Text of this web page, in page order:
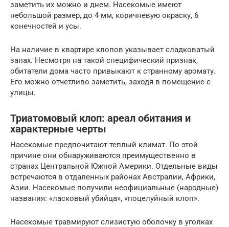
заметить их можно и днем. Насекомые имеют
небольшой размер, до 4 мм, коричневую окраску, 6
конечностей и усы.
На наличие в квартире клопов указывает сладковатый
запах. Несмотря на такой специфический признак,
обитатели дома часто привыкают к странному аромату.
Его можно отчетливо заметить, заходя в помещение с
улицы.
Триатомовый клоп: ареал обитания и
характерные черты
Насекомые предпочитают теплый климат. По этой
причине они обнаруживаются преимущественно в
странах Центральной Южной Америки. Отдельные виды
встречаются в отдаленных районах Австралии, Африки,
Азии. Насекомые получили неофициальные (народные)
названия: «ласковый убийца», «поцелуйный клоп».
Насекомые травмируют слизистую оболочку в уголках